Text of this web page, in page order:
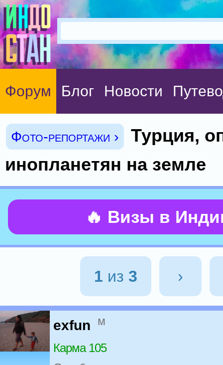
Форум Блог Новости
Фото-репортажи ›
Турция,
инопланетян на земле
🔥 Визы в
1 из 3 ›
exfun м
Карма 105